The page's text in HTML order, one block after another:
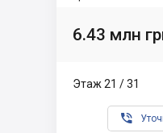
6.43 млн
Этаж 21 / 31
